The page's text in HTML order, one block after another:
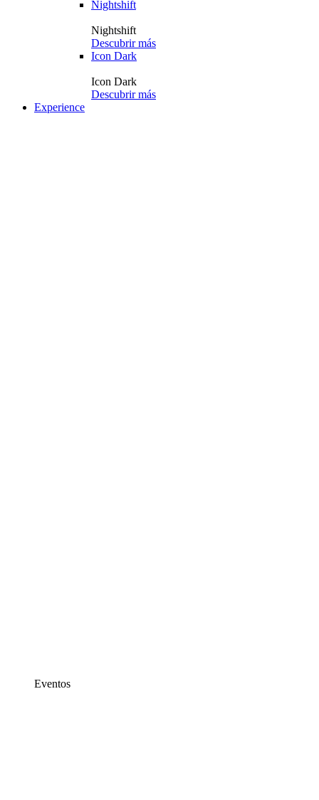
Nightshift
Nightshift
Descubrir más
Icon Dark
Icon Dark
Descubrir más
Experience
Eventos